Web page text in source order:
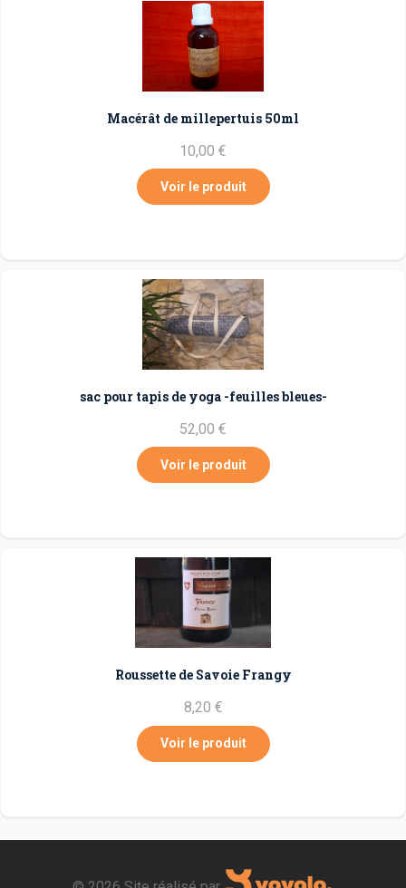
Macérât de millepertuis 50ml
10,00 €
Voir le produit
sac pour tapis de yoga -feuilles bleues-
52,00 €
Voir le produit
Roussette de Savoie Frangy
8,20 €
Voir le produit